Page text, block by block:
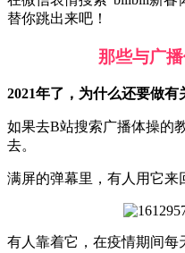
替你跳出来吧！
那些与广
2021年了，为什么还要做有
如果去B站搜索广播体操的
去。
满屏的弹幕里，有人用它来
有人靠着它，在疫情期间每